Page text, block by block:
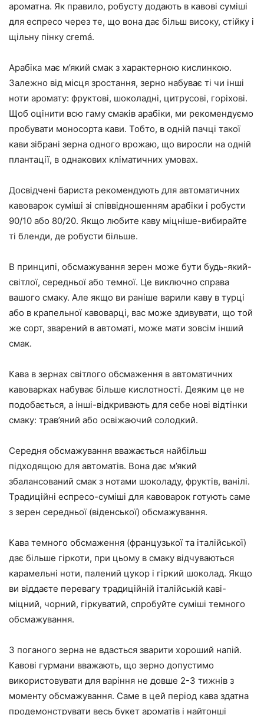
ароматна. Як правило, робусту додають в кавові суміші
для еспресо через те, що вона дає більш високу, стійку і
щільну пінку cremá.
Арабіка має м’який смак з характерною кислинкою.
Залежно від місця зростання, зерно набуває ті чи інші
ноти аромату: фруктові, шоколадні, цитрусові, горіхові.
Щоб оцінити всю гаму смаків арабіки, ми рекомендуємо
пробувати моносорта кави. Тобто, в одній пачці такої
кави зібрані зерна одного врожаю, що виросли на одній
плантації, в однакових кліматичних умовах.
Досвідчені бариста рекомендують для автоматичних
кавоварок суміші зі співвідношенням арабіки і робусти
90/10 або 80/20. Якщо любите каву міцніше-вибирайте
ті бленди, де робусти більше.
В принципі, обсмажування зерен може бути будь-який-
світлої, середньої або темної. Це виключно справа
вашого смаку. Але якщо ви раніше варили каву в турці
або в крапельної кавоварці, вас може здивувати, що той
же сорт, зварений в автоматі, може мати зовсім інший
смак.
Кава в зернах світлого обсмаження в автоматичних
кавоварках набуває більше кислотності. Деяким це не
подобається, а інші-відкривають для себе нові відтінки
смаку: трав’яний або освіжаючий солодкий.
Середня обсмажування вважається найбільш
підходящою для автоматів. Вона дає м’який
збалансований смак з нотами шоколаду, фруктів, ванілі.
Традиційні еспресо-суміші для кавоварок готують саме
з зерен середньої (віденської) обсмажування.
Кава темного обсмаження (французької та італійської)
дає більше гіркоти, при цьому в смаку відчуваються
карамельні ноти, палений цукор і гіркий шоколад. Якщо
ви віддаєте перевагу традиційній італійській каві-
міцний, чорний, гіркуватий, спробуйте суміші темного
обсмажування.
З поганого зерна не вдасться зварити хороший напій.
Кавові гурмани вважають, що зерно допустимо
використовувати для варіння не довше 2-3 тижнів з
моменту обсмажування. Саме в цей період кава здатна
продемонструвати весь букет ароматів і найтонші